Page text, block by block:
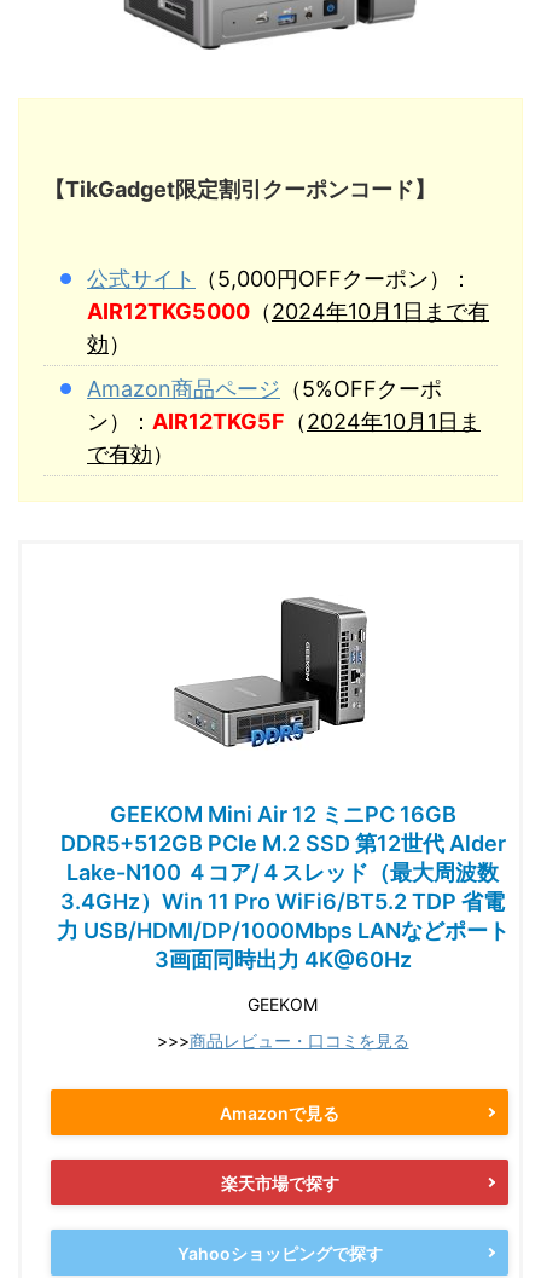
【TikGadget限定割引クーポンコード】
公式サイト
（5,000円OFFクーポン）：
AIR12TKG5000 （2024年10月1日まで有
効）
Amazon商品ページ （5%OFFクーポ
ン）： AIR12TKG5F （2024年10月1日ま
で有効）
GEEKOM Mini Air 12 ミニPC 16GB
DDR5+512GB PCIe M.2 SSD 第12世代 Alder
Lake-N100 ４コア/４スレッド（最大周波数
3.4GHz）Win 11 Pro WiFi6/BT5.2 TDP 省電
力 USB/HDMI/DP/1000Mbps LANなどポート
3画面同時出力 4K@60Hz
GEEKOM
>>>商品レビュー・口コミを見る
Amazonで見る
楽天市場で探す
Yahooショッピングで探す